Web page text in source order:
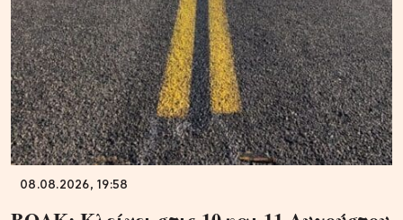
08.08.2026, 19:58